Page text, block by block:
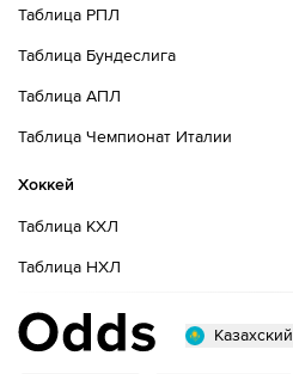
Таблица РПЛ
Таблица Бундеслига
Таблица АПЛ
Таблица Чемпионат Италии
Хоккей
Таблица КХЛ
Таблица НХЛ
Казахский